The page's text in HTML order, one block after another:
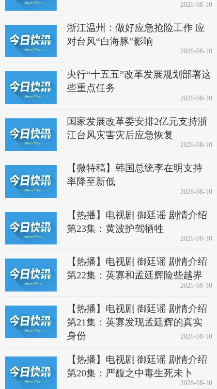
2026-08-10
浙江温州：做好应急抢险工作 应
对台风“白海豚”影响
2026-08-10
央行“十五五”改革发展规划部署这
些重点任务
2026-08-10
国家发展改革委安排2亿元支持浙
江台风灾害灾后应急恢复
2026-08-10
【微特稿】韩国总统李在明支持
率降至新低
2026-08-10
【热播】电视剧 御廷谣 剧情介绍
第23集：黄波护驾牺牲
2026-08-10
【热播】电视剧 御廷谣 剧情介绍
第22集：英寡和孟廷辉险些越界
2026-08-10
【热播】电视剧 御廷谣 剧情介绍
第21集：英寡发现孟廷辉的真实
身份
2026-08-10
【热播】电视剧 御廷谣 剧情介绍
第20集：严馥之中毒生死未卜
2026-08-10